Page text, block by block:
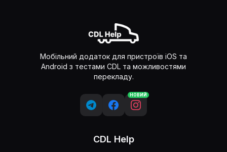
Мобільний додаток для пристроїв iOS та
Android з тестами CDL та можливостями
перекладу.
НОВИЙ
CDL Help